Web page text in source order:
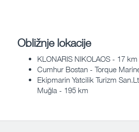
Obližnje lokacije
KLONARIS NIKOLAOS - 17 km
Cumhur Bostan - Torque
Ekipmarin Yatcilik Turizm
Muğla - 195 km